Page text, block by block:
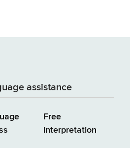
assistance
Free
interpretation